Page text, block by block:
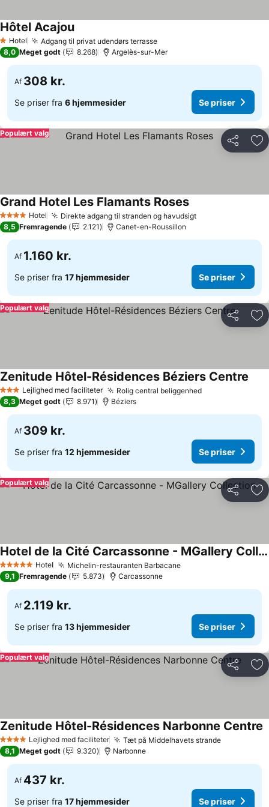
1 Stjerner
Hotel Adgang til privat udendørs terrasseSe priser
Hôtel AcajouSe priser
8,0 Meget godt 8.268 Argelès-sur-Mer
Af 308 kr.
Se priser fra 6 hjemmesider Se priser
Del
Populært valg
4 StjernerHotel Direkte adgang til stranden og havudsigtSe priser
Grand Hotel Les Flamants RosesSe priser
8,5 Fremragende 2.121 Canet-en-Roussillon
Af 1.160 kr.
Se priser fra 17 hjemmesider Se priser
Del
Populært valg
3 StjernerLejlighed med faciliteter Rolig central beliggenhedSe priser
Zenitude Hôtel-Résidences Béziers Centre
8,3 Meget godt 8.971 Béziers
Af 309 kr.
Se priser fra 12 hjemmesider Se priser
Del
Populært valg
5 Stjerner Hotel Michelin-restauranten BarbacaneSe priser
Hotel de la Cité Carcassonne - MGallery Collection
Se priser
9,1 Fremragende 5.873 Carcassonne
Af 2.119 kr.
Se priser fra 13 hjemmesider Se priser
Del
Populært valg
4 StjernerLejlighed med faciliteter Tæt på Middelhavets strandeSe priser
Zenitude Hôtel-Résidences Narbonne Centre
8,1 Meget godt 9.320 Narbonne
Af 437 kr.
Se priser fra 17 hjemmesider Se priser